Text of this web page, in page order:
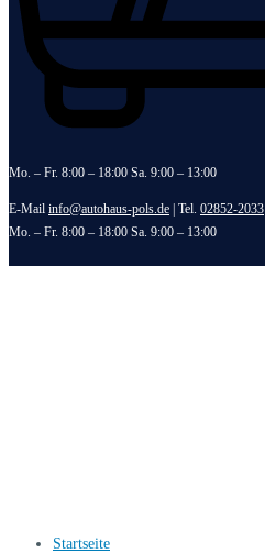
Mo. – Fr. 8:00 – 18:00 Sa. 9:00 – 13:00
E-Mail info@autohaus-pols.de | Tel. 02852-2033
Mo. – Fr. 8:00 – 18:00 Sa. 9:00 – 13:00
Startseite